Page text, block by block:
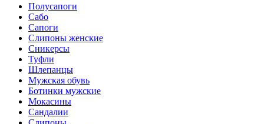
Полусапоги
Сабо
Сапоги
Слипоны женские
Сникерсы
Туфли
Шлепанцы
Мужская обувь
Ботинки мужские
Мокасины
Сандалии